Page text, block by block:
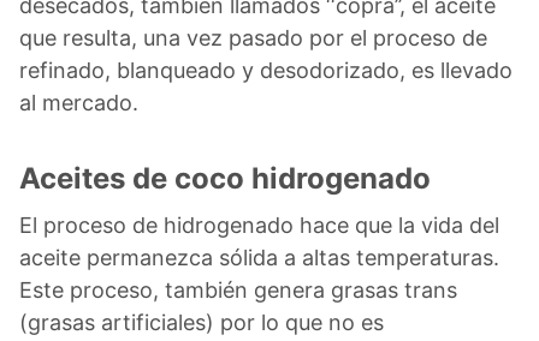
desecados, también llamados ‘‘copra’’, el aceite
que resulta, una vez pasado por el proceso de
refinado, blanqueado y desodorizado, es llevado
al mercado.
Aceites de coco hidrogenado
El proceso de hidrogenado hace que la vida del
aceite permanezca sólida a altas temperaturas.
Este proceso, también genera grasas trans
(grasas artificiales) por lo que no es